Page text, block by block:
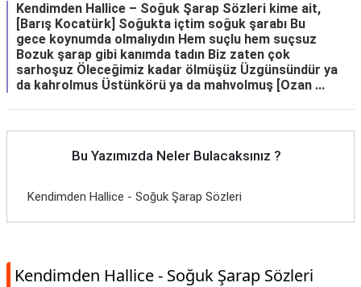
Kendimden Hallice – Soğuk Şarap Sözleri kime ait,
[Barış Kocatürk] Soğukta içtim soğuk şarabı Bu
gece koynumda olmalıydın Hem suçlu hem suçsuz
Bozuk şarap gibi kanımda tadın Biz zaten çok
sarhoşuz Öleceğimiz kadar ölmüşüz Üzgünsündür ya
da kahrolmus Üstünkörü ya da mahvolmuş [Ozan ...
Bu Yazımızda Neler Bulacaksınız ?
Kendimden Hallice - Soğuk Şarap Sözleri
Kendimden Hallice - Soğuk Şarap Sözleri